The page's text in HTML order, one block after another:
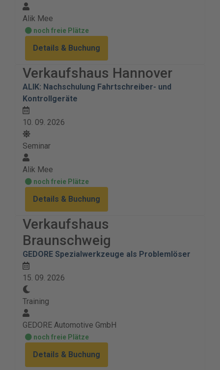
Alik Mee
noch freie Plätze
Details & Buchung
Verkaufshaus Hannover
ALIK: Nachschulung Fahrtschreiber- und
Kontrollgeräte
10. 09. 2026
Seminar
Alik Mee
noch freie Plätze
Details & Buchung
Verkaufshaus
Braunschweig
GEDORE Spezialwerkzeuge als Problemlöser
15. 09. 2026
Training
GEDORE Automotive GmbH
noch freie Plätze
Details & Buchung